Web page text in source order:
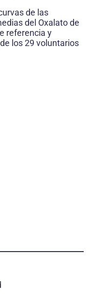
de las
del Oxalato de
referencia y
los 29 voluntarios